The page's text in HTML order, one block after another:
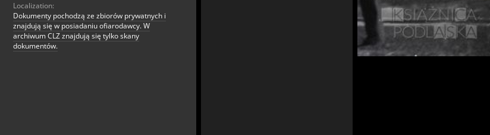
Localization:
Dokumenty pochodzą ze zbiorów prywatnych i
znajdują się w posiadaniu ofiarodawcy. W
archiwum CLZ znajdują się tylko skany
dokumentów.